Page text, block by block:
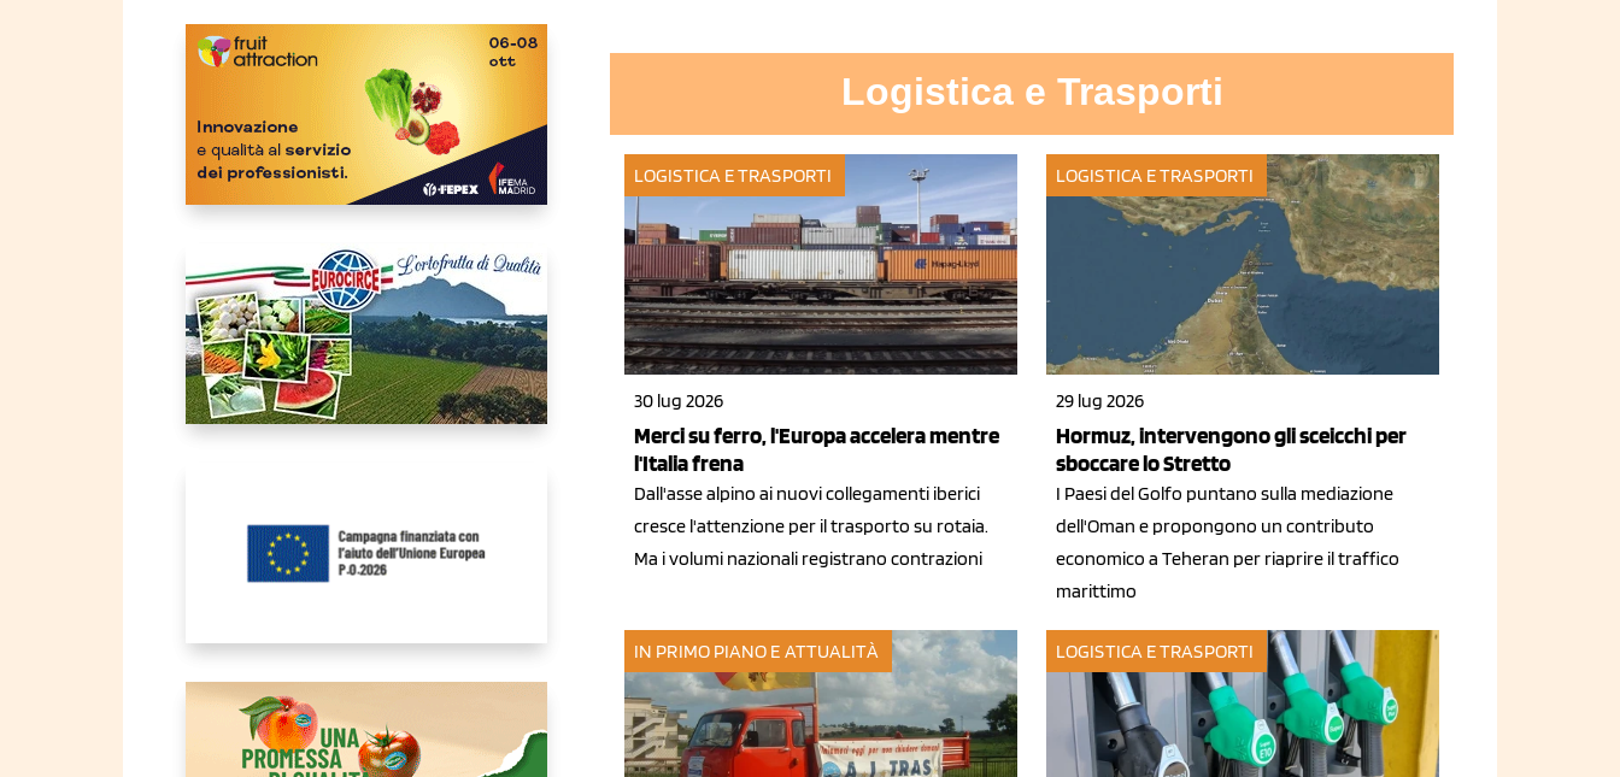
Logistica e Trasporti
LOGISTICA E TRASPORTI
30 lug 2026
Merci su ferro, l'Europa accelera mentre
l'Italia frena
Dall'asse alpino ai nuovi collegamenti iberici
cresce l'attenzione per il trasporto su rotaia.
Ma i volumi nazionali registrano contrazioni
LOGISTICA E TRASPORTI
29 lug 2026
Hormuz, intervengono gli sceicchi per
sboccare lo Stretto
I Paesi del Golfo puntano sulla mediazione
dell'Oman e propongono un contributo
economico a Teheran per riaprire il traffico
marittimo
IN PRIMO PIANO E ATTUALITÀ LOGISTICA E TRASPORTI